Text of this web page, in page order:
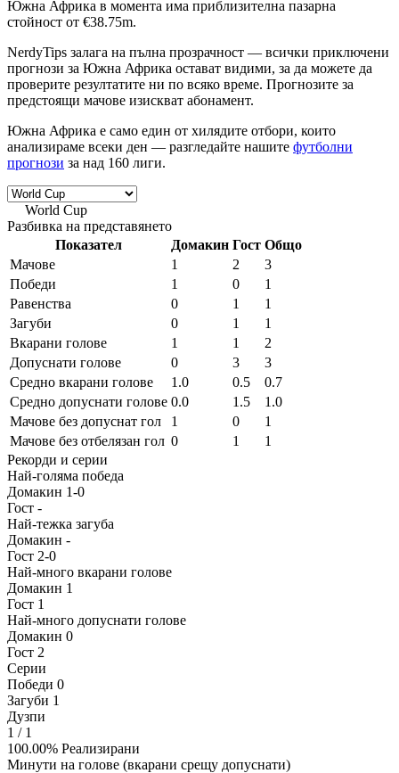
Южна Африка в момента има приблизителна пазарна
стойност от €38.75m.
NerdyTips залага на пълна прозрачност — всички приключени
прогнози за Южна Африка остават видими, за да можете да
проверите резултатите ни по всяко време. Прогнозите за
предстоящи мачове изискват абонамент.
Южна Африка е само един от хилядите отбори, които
анализираме всеки ден — разгледайте нашите футболни
прогнози за над 160 лиги.
World Cup
Разбивка на представянето
Показател
Домакин Гост Общо
Мачове
1 2
3
Победи
1 0
1
Равенства
0 1
1
Загуби
0 1
1
Вкарани голове
1 1
2
Допуснати голове
0 3
3
Средно вкарани голове
1.0 0.5
0.7
Средно допуснати голове 0.0 1.5
1.0
Мачове без допуснат гол
1 0
1
Мачове без отбелязан гол 0 1
1
Рекорди и серии
Най-голяма победа
Домакин 1-0
Гост -
Най-тежка загуба
Домакин -
Гост 2-0
Най-много вкарани голове
Домакин 1
Гост 1
Най-много допуснати голове
Домакин 0
Гост 2
Серии
Победи 0
Загуби 1
Дузпи
1 / 1
100.00% Реализирани
Минути на голове (вкарани срещу допуснати)